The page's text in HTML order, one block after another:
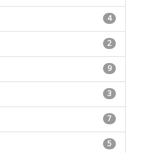
4
2
9
3
7
5